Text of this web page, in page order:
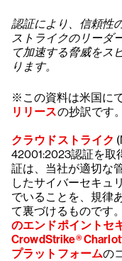
認証により、信頼性
ストライクのリーダ
て加速する脅威をス
ります。
※この資料は米国に
リリースの抄訳です。
クラウドストライク
42001:2023認証を取
証は、当社が適切な
したサイバーセキュ
でいることを、規律
て裏づけるものです
のエンドポイントセ
CrowdStrike®
プラットフォームの